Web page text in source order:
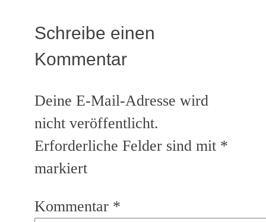
Schreibe einen
Kommentar
Deine E-Mail-Adresse wird
nicht veröffentlicht.
Erforderliche Felder sind mit *
markiert
Kommentar *